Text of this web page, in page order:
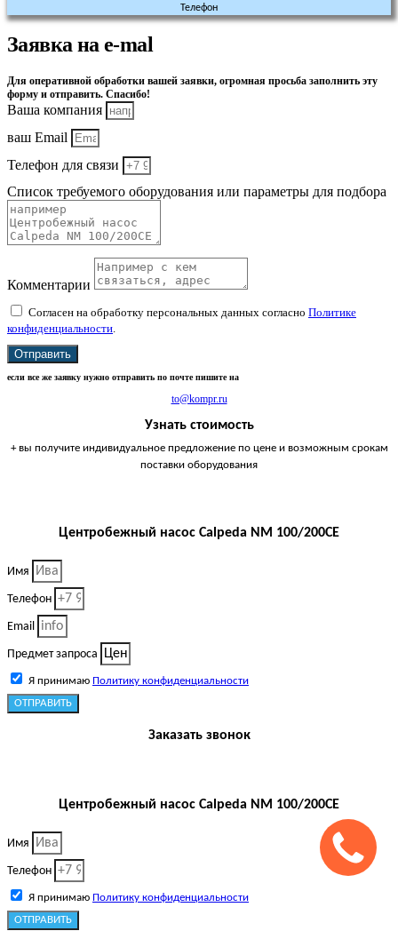
Телефон
Заявка на e-mal
Для оперативной обработки вашей заявки, огромная просьба заполнить эту
форму и отправить. Спасибо!
Ваша компания
ваш Email
Телефон для связи
Список требуемого оборудования или параметры для подбора
Комментарии
Согласен на обработку персональных данных согласно Политике
конфиденциальности
Отправить
если все же заявку нужно отправить по почте пишите на
to@kompr.ru
Узнать стоимость
+ вы получите индивидуальное предложение по цене и возможным срокам
поставки оборудования
Центробежный насос Calpeda NM 100/200CE
Имя
Телефон
Email
Предмет запроса
Я принимаю Политику конфиденциальности
ОТПРАВИТЬ
Заказать звонок
Центробежный насос Calpeda NM 100/200CE
Имя
Телефон
Я принимаю Политику конфиденциальности
ОТПРАВИТЬ